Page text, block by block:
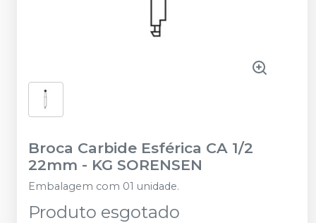
Broca Carbide Esférica CA 1/2
22mm - KG SORENSEN
Embalagem com 01 unidade.
Produto esgotado